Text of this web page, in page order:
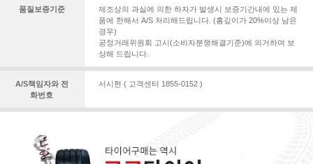
품질보증기준
제조상의 과실에 의한 하자가 발생시 보증기간내에 있는 제
품에 한해서 A/S 처리해드립니다. (홈깊이가 20%이상 남은
경우)
공정거래위원회 고시(소비자분쟁해결기준)에 의거하여 보
상해 드립니다.
A/S책임자와 전
화번호
서시현 ( 고객센터 1855-0152 )